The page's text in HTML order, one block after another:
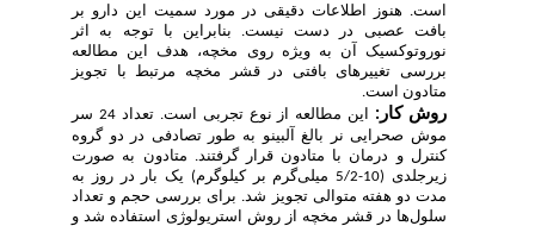
است. هنوز اطلاعات دقیقی در مورد سمیت این دارو بر
بافت عصبی در دست نیست. بنابراین با توجه به اثر
نوروتوکسیک آن به ویژه روی مخچه، هدف این مطالعه
بررسی تغییرهای بافتی در قشر مخچه مرتبط با تجویز
متادون است.
روش کار:
این مطالعه از نوع تجربی است. تعداد 24 سر
موش صحرایی نر بالغ آلبینو به طور تصادفی در دو گروه
کنترل و درمان با متادون قرار گرفتند. متادون به صورت
زیرجلدی (10-5/2 میلی‌گرم بر کیلوگرم) یک بار در روز به
مدت دو هفته متوالی تجویز شد. برای بررسی حجم و تعداد
سلول‌ها در قشر مخچه از روش استریولوژی استفاده شد و